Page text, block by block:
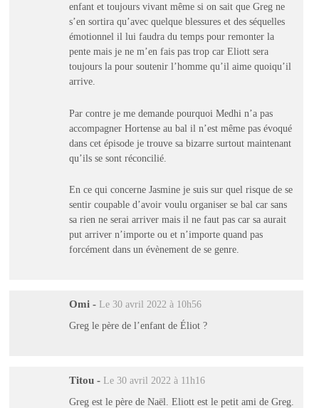
enfant et toujours vivant même si on sait que Greg ne
s’en sortira qu’avec quelque blessures et des séquelles
émotionnel il lui faudra du temps pour remonter la
pente mais je ne m’en fais pas trop car Eliott sera
toujours la pour soutenir l’homme qu’il aime quoiqu’il
arrive.
Par contre je me demande pourquoi Medhi n’a pas
accompagner Hortense au bal il n’est même pas évoqué
dans cet épisode je trouve sa bizarre surtout maintenant
qu’ils se sont réconcilié.
En ce qui concerne Jasmine je suis sur quel risque de se
sentir coupable d’avoir voulu organiser se bal car sans
sa rien ne serai arriver mais il ne faut pas car sa aurait
put arriver n’importe ou et n’importe quand pas
forcément dans un évènement de se genre.
Omi - Le 30 avril 2022 à 10h56
Greg le père de l’enfant de Éliot ?
Titou - Le 30 avril 2022 à 11h16
Greg est le père de Naël. Eliott est le petit ami de Greg.